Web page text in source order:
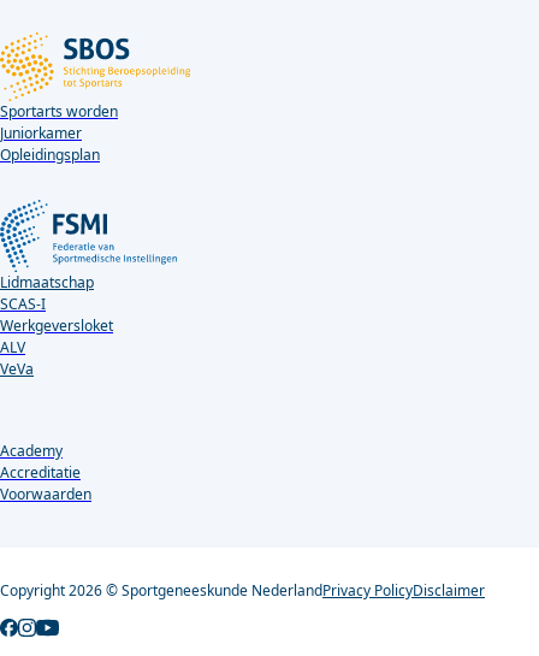
Sportarts worden
Juniorkamer
Opleidingsplan
Lidmaatschap
SCAS-I
Werkgeversloket
ALV
VeVa
Academy
Accreditatie
Voorwaarden
Copyright 2026 © Sportgeneeskunde NederlandPrivacy PolicyDisclaimer
Follow us on Facebook
Follow us on Instagram
Follow us on YouTube